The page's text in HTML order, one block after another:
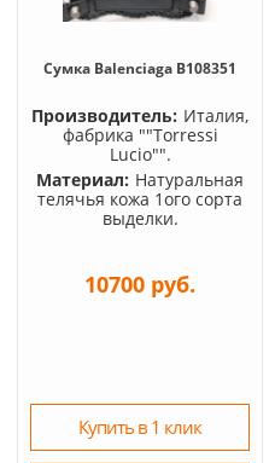
Сумка Balenciaga B108351
Производитель: Италия,
фабрика ""Torressi
Lucio"".
Материал: Натуральная
телячья кожа 1ого сорта
выделки.
10700 руб.
Купить в 1 клик